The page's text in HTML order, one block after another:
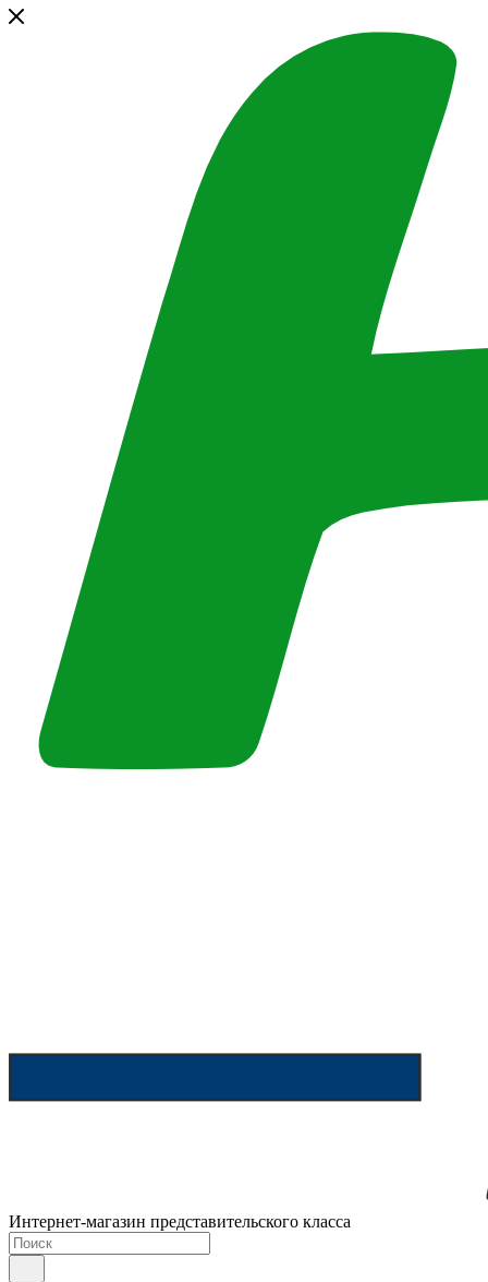
Интернет-магазин представительского класса